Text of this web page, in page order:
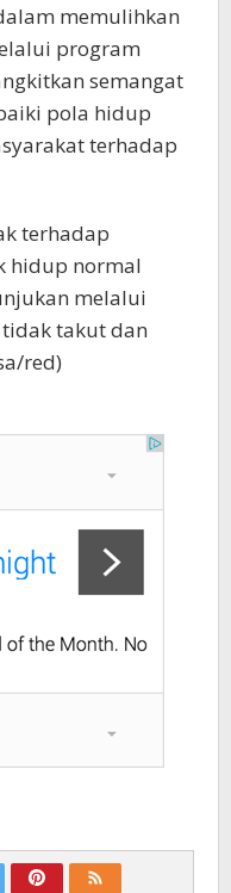
memulihkan
program
semangat
pola hidup
terhadap
terhadap
hidup normal
melalui
takut dan
red)